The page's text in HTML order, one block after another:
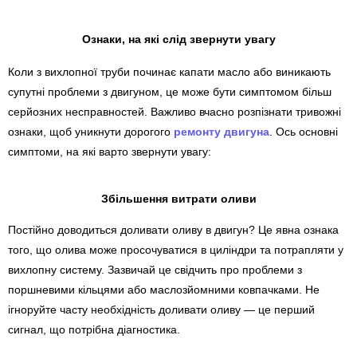
Ознаки, на які слід звернути увагу
Коли з вихлопної труби починає капати масло або виникають
супутні проблеми з двигуном, це може бути симптомом більш
серйозних несправностей. Важливо вчасно розпізнати тривожні
ознаки, щоб уникнути дорогого ремонту двигуна . Ось основні
симптоми, на які варто звернути увагу:
Збільшення витрати оливи
Постійно доводиться доливати оливу в двигун? Це явна ознака
того, що олива може просочуватися в циліндри та потрапляти у
вихлопну систему. Зазвичай це свідчить про проблеми з
поршневими кільцями або маслозйомними ковпачками. Не
ігноруйте часту необхідність доливати оливу — це перший
сигнал, що потрібна діагностика.